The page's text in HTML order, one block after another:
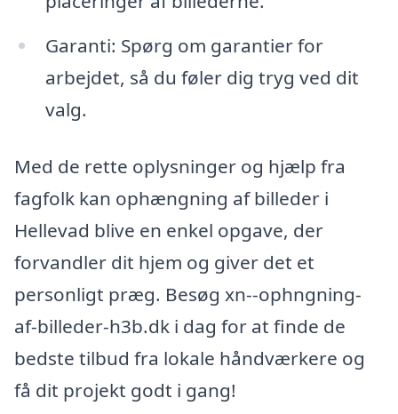
Garanti: Spørg om garantier for
arbejdet, så du føler dig tryg ved dit
valg.
Med de rette oplysninger og hjælp fra
fagfolk kan ophængning af billeder i
Hellevad blive en enkel opgave, der
forvandler dit hjem og giver det et
personligt præg. Besøg xn--ophngning-
af-billeder-h3b.dk i dag for at finde de
bedste tilbud fra lokale håndværkere og
få dit projekt godt i gang!